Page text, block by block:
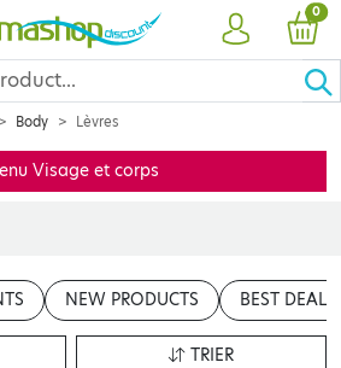
ACCOUNT
0
Body Lèvres
Visage et corps
NEW PRODUCTS BEST DEALS
TRIER